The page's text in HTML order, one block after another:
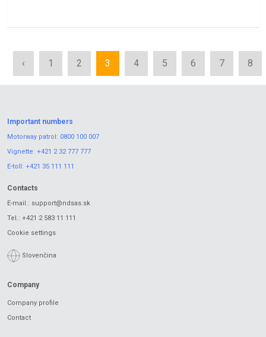
‹ 1 2 3 4 5 6 7 8
Important numbers
Motorway patrol: 0800 100 007
Vignette: +421 2 32 777 777
E-toll: +421 35 111 111
Contacts
E-mail.: support@ndsas.sk
Tel.: +421 2 583 11 111
Cookie settings
Slovenčina
Company
Company profile
Contact